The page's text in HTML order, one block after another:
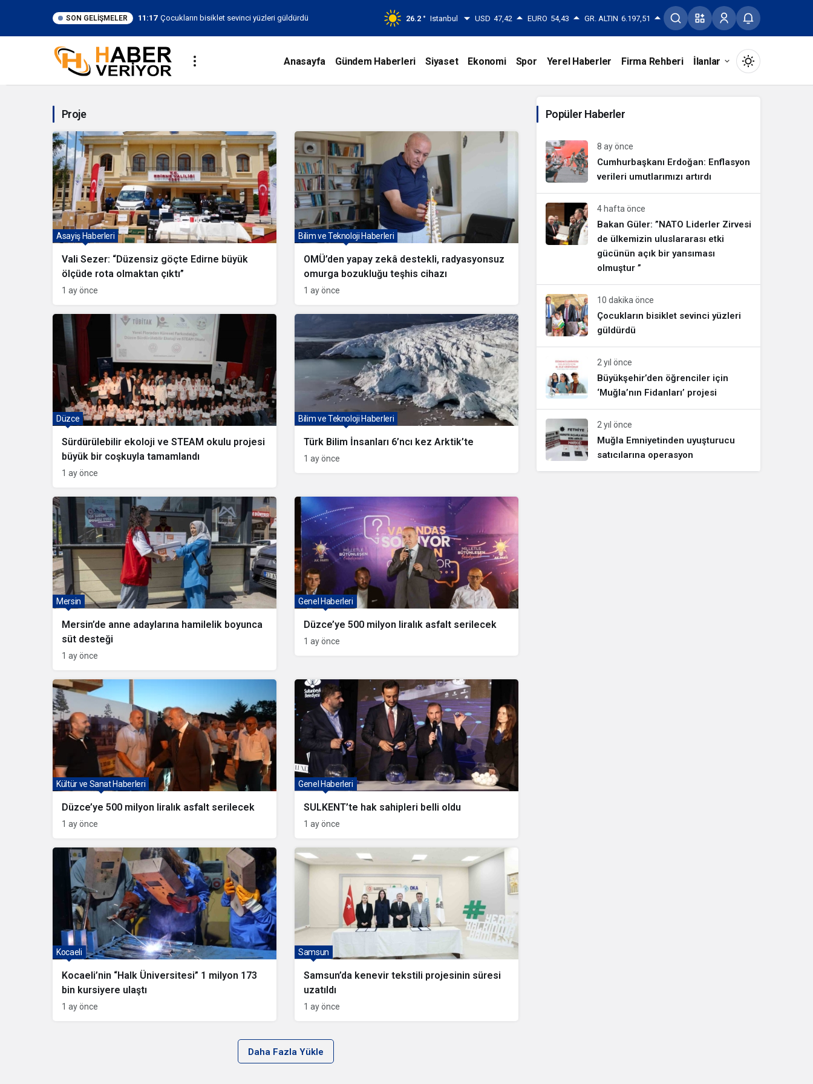
SON GELIŞMELER 11:17 Çocukların bisiklet sevinci yüzleri güldürdü 26.2 ° Istanbul USD 47,42 EURO 54,43 GR. ALTIN 6.197,51
Proje
Haberleri
Anasayfa Gündem Haberleri Siyaset Ekonomi Spor Yerel Haberler Firma Rehberi İlanlar
Mod
Gündüz modunu seçin.
Gece Modu
Sistem Modu
Sistem modunu seçin.
Proje
Vali Sezer: “Düzensiz göçte Edirne büyük
ölçüde rota olmaktan çıktı”
Asayiş Haberleri
1 ay önce
OMÜ’den yapay zekâ destekli, radyasyonsuz
omurga bozukluğu teşhis cihazı
Bilim ve Teknoloji Haberleri
1 ay önce
Sürdürülebilir ekoloji ve STEAM okulu projesi
büyük bir coşkuyla tamamlandı
Düzce
1 ay önce
Türk Bilim İnsanları 6’ncı kez Arktik’te
Bilim ve Teknoloji Haberleri
1 ay önce
Mersin’de anne adaylarına hamilelik boyunca
süt desteği
Mersin
1 ay önce
Düzce’ye 500 milyon liralık asfalt serilecek
Genel Haberleri
1 ay önce
Düzce’ye 500 milyon liralık asfalt serilecek
Kültür ve Sanat Haberleri
1 ay önce
SULKENT’te hak sahipleri belli oldu
Genel Haberleri
1 ay önce
Kocaeli’nin “Halk Üniversitesi” 1 milyon 173
bin kursiyere ulaştı
Kocaeli
1 ay önce
Samsun’da kenevir tekstili projesinin süresi
uzatıldı
Samsun
1 ay önce
Daha Fazla Yükle
Popüler Haberler
8 ay önce
Cumhurbaşkanı Erdoğan: Enflasyon
verileri umutlarımızı artırdı
4 hafta önce
Bakan Güler: ”NATO Liderler Zirvesi
de ülkemizin uluslararası etki
gücünün açık bir yansıması
olmuştur ”
10 dakika önce
Çocukların bisiklet sevinci yüzleri
güldürdü
2 yıl önce
Büyükşehir’den öğrenciler için
‘Muğla’nın Fidanları’ projesi
2 yıl önce
Muğla Emniyetinden uyuşturucu
satıcılarına operasyon